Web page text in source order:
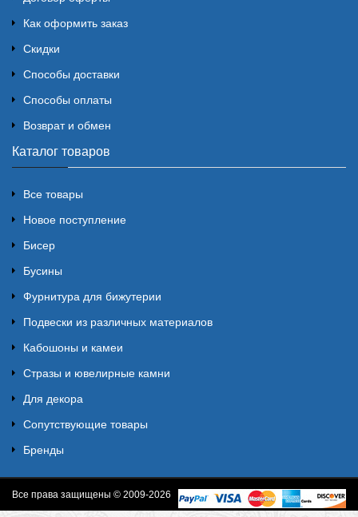
Как оформить заказ
Скидки
Способы доставки
Способы оплаты
Возврат и обмен
Каталог товаров
Все товары
Новое поступление
Бисер
Бусины
Фурнитура для бижутерии
Подвески из различных материалов
Кабошоны и камеи
Стразы и ювелирные камни
Для декора
Сопутствующие товары
Бренды
Все права защищены © 2009-2026